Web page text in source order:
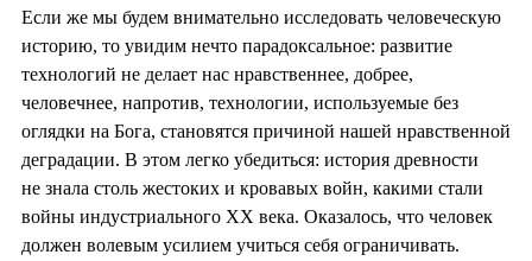
Если же мы будем внимательно исследовать человеческую
историю, то увидим нечто парадоксальное: развитие
технологий не делает нас нравственнее, добрее,
человечнее, напротив, технологии, используемые без
оглядки на Бога, становятся причиной нашей нравственной
деградации. В этом легко убедиться: история древности
не знала столь жестоких и кровавых войн, какими стали
войны индустриального XX века. Оказалось, что человек
должен волевым усилием учиться себя ограничивать.